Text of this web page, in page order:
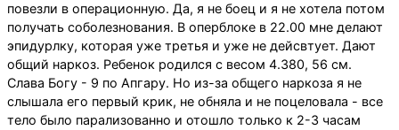
повезли в операционную. Да, я не боец и я не хотела потом
получать соболезнования. В оперблоке в 22.00 мне делают
эпидурлку, которая уже третья и уже не дейсвтует. Дают
общий наркоз. Ребенок родился с весом 4.380, 56 см.
Слава Богу - 9 по Апгару. Но из-за общего наркоза я не
слышала его первый крик, не обняла и не поцеловала - все
тело было парализованно и отошло только к 2-3 часам